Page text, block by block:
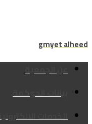
gmyet alheed
عن الجمعية
بيانات الحوكمة
الخدمات